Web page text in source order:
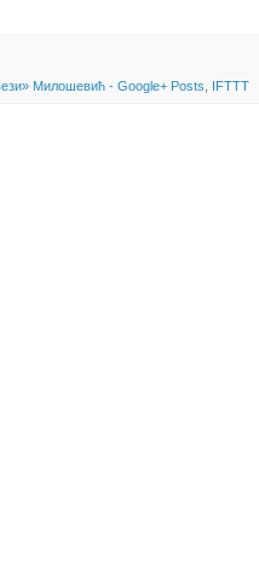
Милошевић - Google+ Posts IFTTT